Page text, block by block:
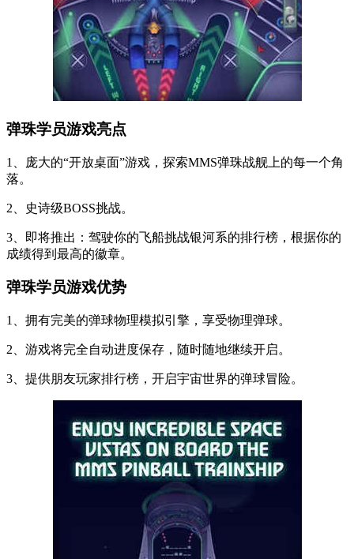
弹珠学员游戏亮点
1、庞大的“开放桌面”游戏，探索MMS弹珠战舰上的每一个角
落。
2、史诗级BOSS挑战。
3、即将推出：驾驶你的飞船挑战银河系的排行榜，根据你的
成绩得到最高的徽章。
弹珠学员游戏优势
1、拥有完美的弹球物理模拟引擎，享受物理弹球。
2、游戏将完全自动进度保存，随时随地继续开启。
3、提供朋友玩家排行榜，开启宇宙世界的弹球冒险。